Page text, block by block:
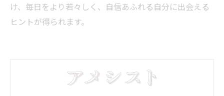
け、毎日をより若々しく、自信あふれる自分に出会える
ヒントが得られます。